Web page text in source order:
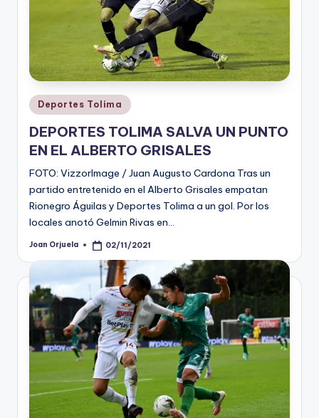
Publicado
en
Deportes Tolima
DEPORTES TOLIMA SALVA UN PUNTO
EN EL ALBERTO GRISALES
FOTO: VizzorImage / Juan Augusto Cardona Tras un
partido entretenido en el Alberto Grisales empatan
Rionegro Águilas y Deportes Tolima a un gol. Por los
locales anotó Gelmin Rivas en…
Publicado
Joan Orjuela 02/11/2021